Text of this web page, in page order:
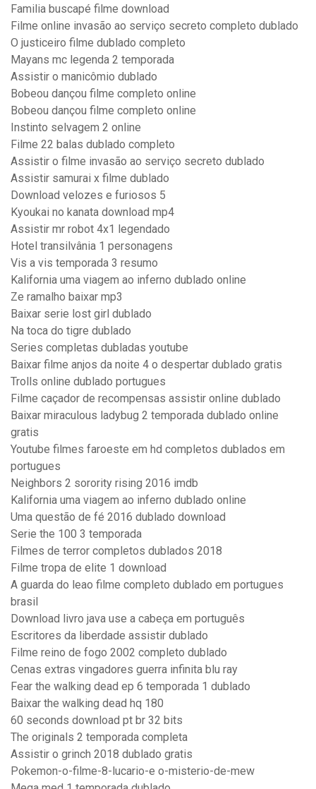
Familia buscapé filme download
Filme online invasão ao serviço secreto completo dublado
O justiceiro filme dublado completo
Mayans mc legenda 2 temporada
Assistir o manicômio dublado
Bobeou dançou filme completo online
Bobeou dançou filme completo online
Instinto selvagem 2 online
Filme 22 balas dublado completo
Assistir o filme invasão ao serviço secreto dublado
Assistir samurai x filme dublado
Download velozes e furiosos 5
Kyoukai no kanata download mp4
Assistir mr robot 4x1 legendado
Hotel transilvânia 1 personagens
Vis a vis temporada 3 resumo
Kalifornia uma viagem ao inferno dublado online
Ze ramalho baixar mp3
Baixar serie lost girl dublado
Na toca do tigre dublado
Series completas dubladas youtube
Baixar filme anjos da noite 4 o despertar dublado gratis
Trolls online dublado portugues
Filme caçador de recompensas assistir online dublado
Baixar miraculous ladybug 2 temporada dublado online
gratis
Youtube filmes faroeste em hd completos dublados em
portugues
Neighbors 2 sorority rising 2016 imdb
Kalifornia uma viagem ao inferno dublado online
Uma questão de fé 2016 dublado download
Serie the 100 3 temporada
Filmes de terror completos dublados 2018
Filme tropa de elite 1 download
A guarda do leao filme completo dublado em portugues
brasil
Download livro java use a cabeça em português
Escritores da liberdade assistir dublado
Filme reino de fogo 2002 completo dublado
Cenas extras vingadores guerra infinita blu ray
Fear the walking dead ep 6 temporada 1 dublado
Baixar the walking dead hq 180
60 seconds download pt br 32 bits
The originals 2 temporada completa
Assistir o grinch 2018 dublado gratis
Pokemon-o-filme-8-lucario-e o-misterio-de-mew